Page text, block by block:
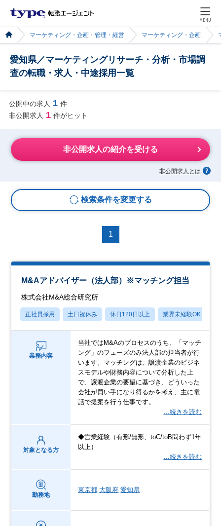
MENU
マーケティング・企画・管理・経営 マーケティング・企画
愛知県／マーケティングリサーチ・分析・市場調
査の転職・求人・中途採用一覧
公開中の求人 1 件
非公開求人 1 件がヒット
非公開求人の紹介を受ける
非公開求人とは
検索条件を変更する
1
M&Aアドバイザー（法人部）※マッチング担当
株式会社M&A総合研究所
正社員採用 土日祝休み 休日120日以上 業界未経験OK
業務内容
当社ではM&Aのプロセスのうち、「マッチ
ング」のフェーズのみ法人部の担当者が行
います。マッチングは、譲渡企業のビジネ
スモデルや財務内容について分析した上
で、譲渡企業の要望に基づき、どういった
会社が買い手になり得るかを考え、主に電
話で提案を行う仕事です。
…続きを読む
対象となる方
◆営業経験（有形/無形、toC/toB問わず1年
以上）
…続きを読む
勤務地
東京都 大阪府 愛知県